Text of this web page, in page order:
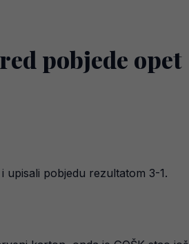
pobjede opet
upisali pobjedu rezultatom 3-1.